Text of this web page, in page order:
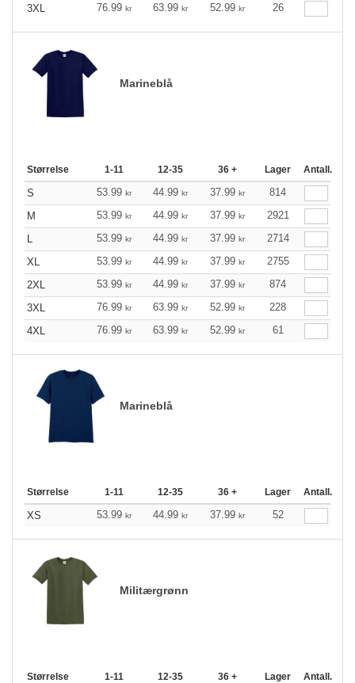
3XL
76.99 kr 63.99 kr 52.99 kr 26
Marineblå
Størrelse 1-11 12-35 36 + Lager Antall.
S 53.99 kr 44.99 kr 37.99 kr
814
M
53.99 kr 44.99 kr 37.99 kr
2921
L
53.99 kr 44.99 kr 37.99 kr
2714
XL
53.99 kr 44.99 kr 37.99 kr
2755
2XL
53.99 kr 44.99 kr 37.99 kr
874
3XL
76.99 kr 63.99 kr 52.99 kr
228
4XL
76.99 kr 63.99 kr 52.99 kr 61
Marineblå
Størrelse 1-11 12-35 36 + Lager Antall.
XS 53.99 kr 44.99 kr 37.99 kr 52
Militærgrønn
Størrelse 1-11 12-35 36 + Lager Antall.